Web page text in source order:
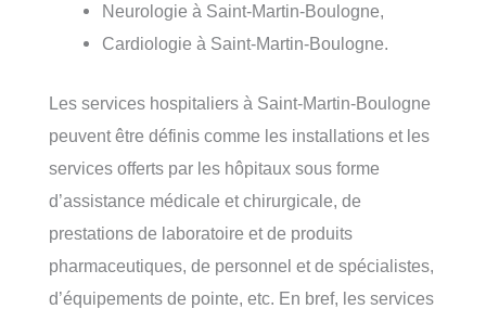
Neurologie à Saint-Martin-Boulogne,
Cardiologie à Saint-Martin-Boulogne.
Les services hospitaliers à Saint-Martin-Boulogne
peuvent être définis comme les installations et les
services offerts par les hôpitaux sous forme
d’assistance médicale et chirurgicale, de
prestations de laboratoire et de produits
pharmaceutiques, de personnel et de spécialistes,
d’équipements de pointe, etc. En bref, les services